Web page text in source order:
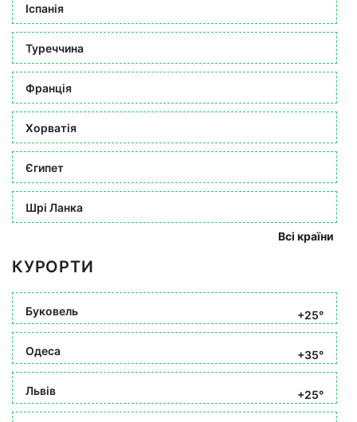
Іспанія
Туреччина
Франція
Хорватія
Єгипет
Шрі Ланка
Всі країни
КУРОРТИ
Буковель +25°
Одеса +35°
Львів +25°